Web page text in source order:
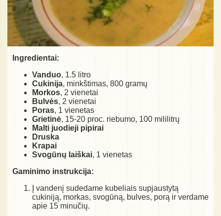
Ingredientai:
Vanduo, 1.5 litro
Cukinija, minkštimas, 800 gramų
Morkos, 2 vienetai
Bulvės, 2 vienetai
Poras, 1 vienetas
Grietinė, 15-20 proc. riebumo, 100 mililitrų
Malti juodieji pipirai
Druska
Krapai
Svogūnų laiškai, 1 vienetas
Gaminimo instrukcija:
Į vandenį sudedame kubeliais supjaustytą
cukiniją, morkas, svogūną, bulves, porą ir verdame
apie 15 minučių.